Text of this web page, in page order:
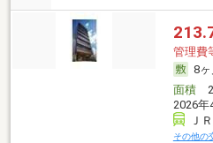
管理費
8ヶ
面積
2026年
Ｊ
その他の